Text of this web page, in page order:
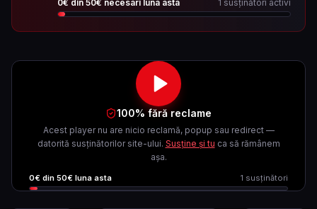
0€ din 50€ necesari luna asta 1 susținători activi
100% fără reclame
Acest player nu are nicio reclamă, popup sau redirect —
datorită susținătorilor site-ului. Susține și tu ca să rămânem
așa.
0€ din 50€ luna asta 1 susținători